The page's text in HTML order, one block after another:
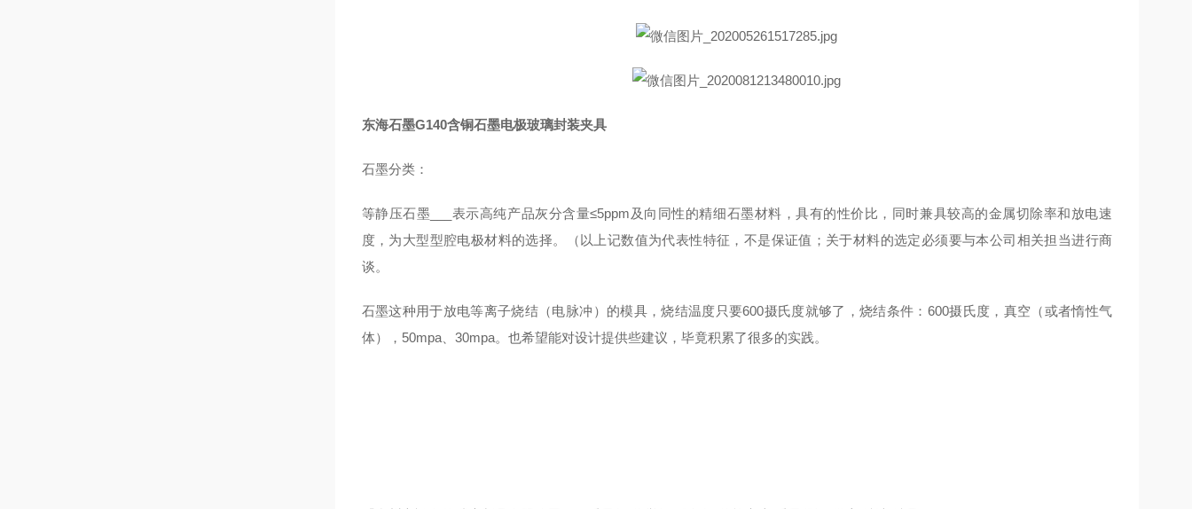
东海石墨G140含铜石墨电极玻璃封装夹具
石墨分类：
等静压石墨___表示高纯产品灰分含量≤5ppm及向同性的精细石墨材料，具有的性价比，同时兼具较高的金属切除率和放电速
度，为大型型腔电极材料的选择。（以上记数值为代表性特征，不是保证值；关于材料的选定必须要与本公司相关担当进行商
谈。
石墨这种用于放电等离子烧结（电脉冲）的模具，烧结温度只要600摄氏度就够了，烧结条件：600摄氏度，真空（或者惰性气
体），50mpa、30mpa。也希望能对设计提供些建议，毕竟积累了很多的实践。